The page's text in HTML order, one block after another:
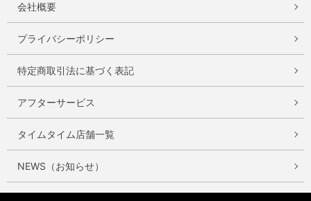
会社概要
プライバシーポリシー
特定商取引法に基づく表記
アフターサービス
タイムタイム店舗一覧
NEWS（お知らせ）